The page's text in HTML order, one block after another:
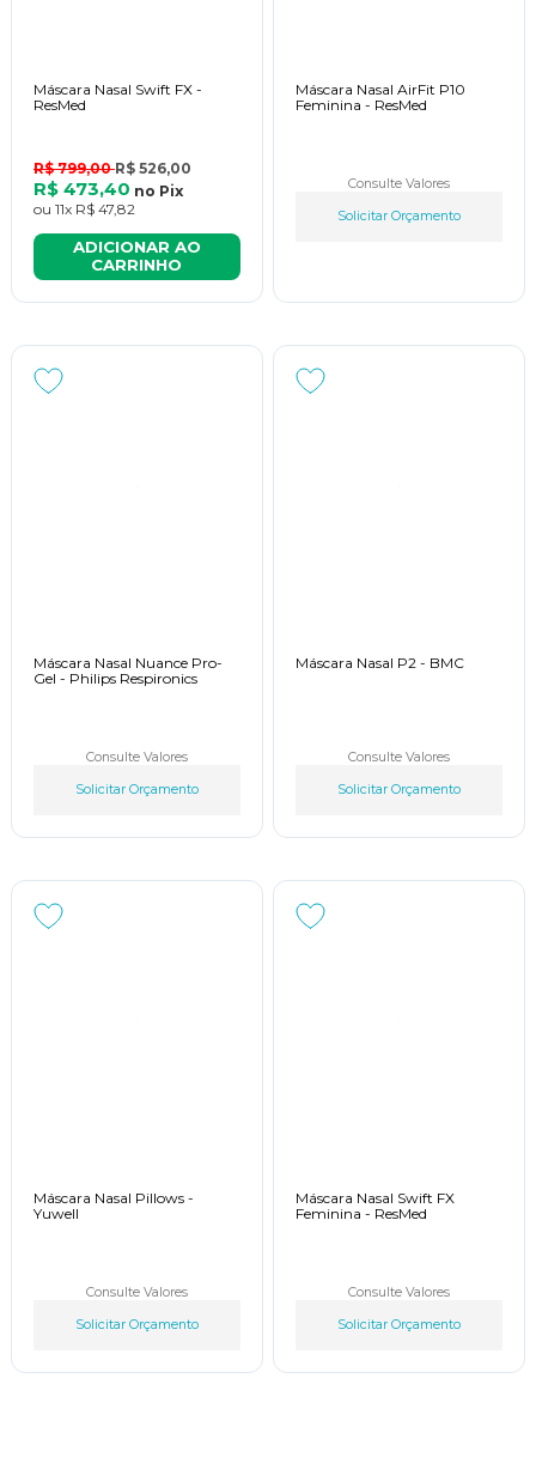
Máscara Nasal Swift FX -
ResMed
R$ 799,00R$ 526,00
R$ 473,40 no Pix
ou 11x R$ 47,82
ADICIONAR AO
CARRINHO
Máscara Nasal AirFit P10
Feminina - ResMed
Consulte Valores
Solicitar Orçamento
Máscara Nasal Nuance Pro-
Gel - Philips Respironics
Consulte Valores
Solicitar Orçamento
Máscara Nasal P2 - BMC
Consulte Valores
Solicitar Orçamento
Máscara Nasal Pillows -
Yuwell
Consulte Valores
Solicitar Orçamento
Máscara Nasal Swift FX
Feminina - ResMed
Consulte Valores
Solicitar Orçamento